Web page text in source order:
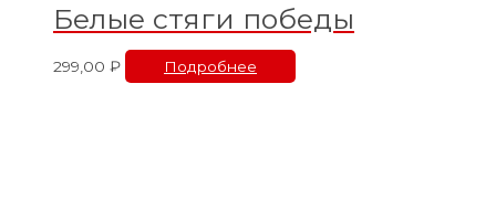
Белые стяги победы
299,00 ₽ Подробнее